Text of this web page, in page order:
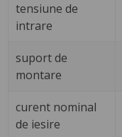
tensiune de
intrare
suport de
montare
curent nominal
de iesire